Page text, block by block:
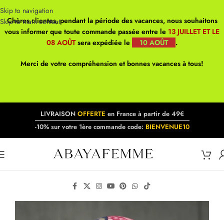
Skip to navigation
Skip to main content
Chères clientes, pendant la période des vacances, nous souhaitons
vous informer que toute commande passée entre le 13 JUILLET ET LE
08 AOÛTsera expédiée le 10 AOÛT .
Merci de votre compréhension et bonnes vacances à tous!
LIVRAISON OFFERTE en France à partir de 49€
-10% sur votre 1ère commande code: BIENVENUE10